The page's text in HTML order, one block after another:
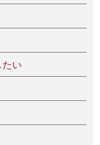
い